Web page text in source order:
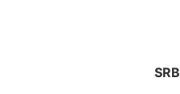
SRB